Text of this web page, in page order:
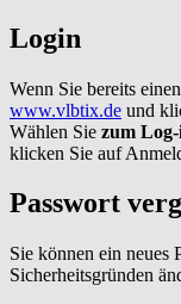
Login
Wenn Sie bereits
www.vlbtix.de und
Wählen Sie zum
klicken Sie auf
Passwort
Sie können ein neues
Sicherheitsgründen